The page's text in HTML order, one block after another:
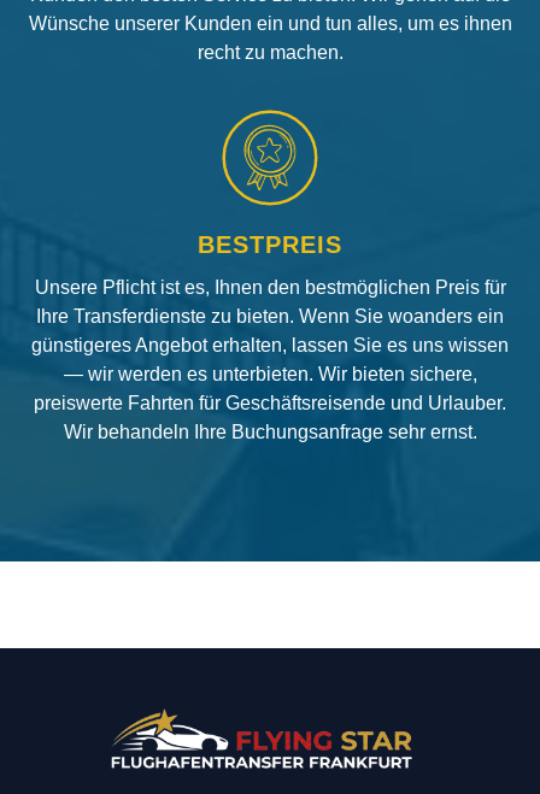
Wünsche unserer Kunden ein und tun alles, um es ihnen
recht zu machen.
BESTPREIS
Unsere Pflicht ist es, Ihnen den bestmöglichen Preis für
Ihre Transferdienste zu bieten. Wenn Sie woanders ein
günstigeres Angebot erhalten, lassen Sie es uns wissen
— wir werden es unterbieten. Wir bieten sichere,
preiswerte Fahrten für Geschäftsreisende und Urlauber.
Wir behandeln Ihre Buchungsanfrage sehr ernst.